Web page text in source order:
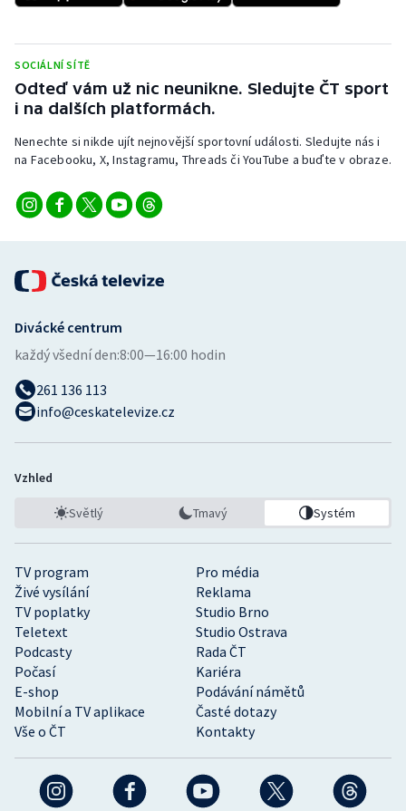
Stolní tenis
Triatlon
Veslování
Vodní slalom
SOCIÁLNÍ SÍTĚ
Odteď vám už nic neunikne. Sledujte ČT sport
i na dalších platformách.
Nenechte si nikde ujít nejnovější sportovní události. Sledujte nás i
na Facebooku, X, Instagramu, Threads či YouTube a buďte v obraze.
TV program
Pro média
Živé vysílání
Reklama
TV poplatky
Studio Brno
Teletext
Studio Ostrava
Podcasty
Rada ČT
Počasí
Kariéra
E-shop
Podávání námětů
Mobilní a TV aplikace
Časté dotazy
Vše o ČT
Kontakty
Divácké centrum
každý všední den:8:00—16:00 hodin
261 136 113
info@ceskatelevize.cz
Vzhled
Světlý Tmavý Systém